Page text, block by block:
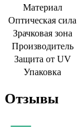
Материал
Оптическая сила
Зрачковая зона
Производитель
Защита от UV
Упаковка
Отзывы